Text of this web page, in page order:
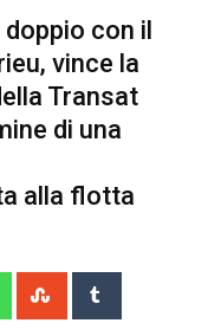
con il
vince la
Transat
di una
alla flotta
WhatsappStumbleUpon